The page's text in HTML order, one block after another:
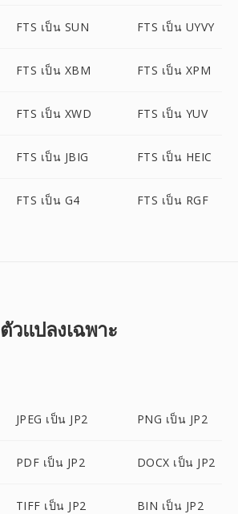
FTS เป็น SUN FTS เป็น UYVY
FTS เป็น XBM FTS เป็น XPM
FTS เป็น XWD FTS เป็น YUV
FTS เป็น JBIG FTS เป็น HEIC
FTS เป็น G4 FTS เป็น RGF
ตัวแปลงเฉพาะ
JPEG เป็น JP2 PNG เป็น JP2
PDF เป็น JP2 DOCX เป็น JP2
TIFF เป็น JP2 BIN เป็น JP2